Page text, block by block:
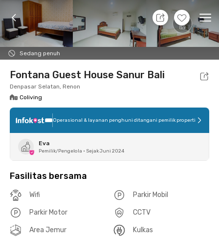
+5
Sedang penuh
7 Agt 26 - Belum tahu
Foto Fasilitas bersama Lokasi Kamar
Fontana Guest House Sanur Bali
Denpasar Selatan, Renon
Coliving
Operasional & layanan penghuni ditangani pemilik properti
Eva
Pemilik/Pengelola • Sejak Juni 2024
Fasilitas bersama
Wifi Parkir Mobil
Parkir Motor CCTV
Area Jemur Kulkas